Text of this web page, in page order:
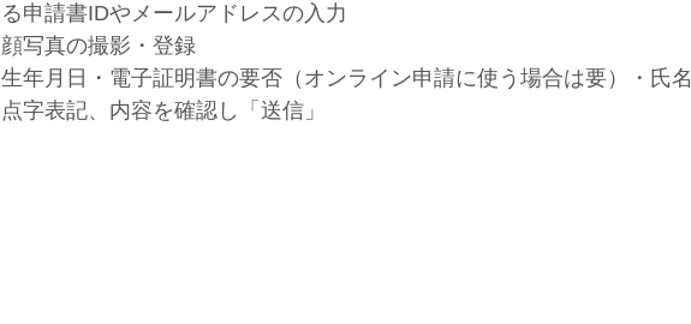
る申請書IDやメールアドレスの入力
顔写真の撮影・登録
生年月日・電子証明書の要否（オンライン申請に使う場合は要）・氏名
点字表記、内容を確認し「送信」